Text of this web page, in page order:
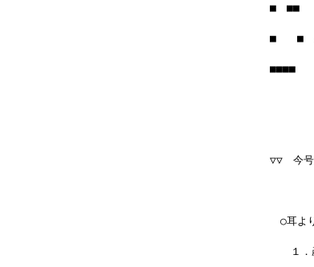
■　■■　
■　　■
■■■■　
▽▽　今
○耳よ
１．産